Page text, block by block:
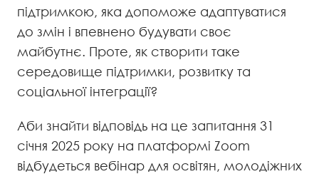
підтримкою, яка допоможе адаптуватися
до змін і впевнено будувати своє
майбутнє. Проте, як створити таке
середовище підтримки, розвитку та
соціальної інтеграції?
Аби знайти відповідь на це запитання 31
січня 2025 року на платформі Zoom
відбудеться вебінар для освітян, молодіжних